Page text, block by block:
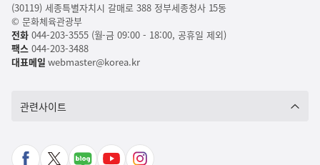
(30119) 세종특별자치시 갈매로 388 정부세종청사 15동
© 문화체육관광부
전화044-203-3555 (월-금 09:00 - 18:00, 공휴일 제외)
팩스044-203-3488
대표메일 webmaster@korea.kr
관련사이트